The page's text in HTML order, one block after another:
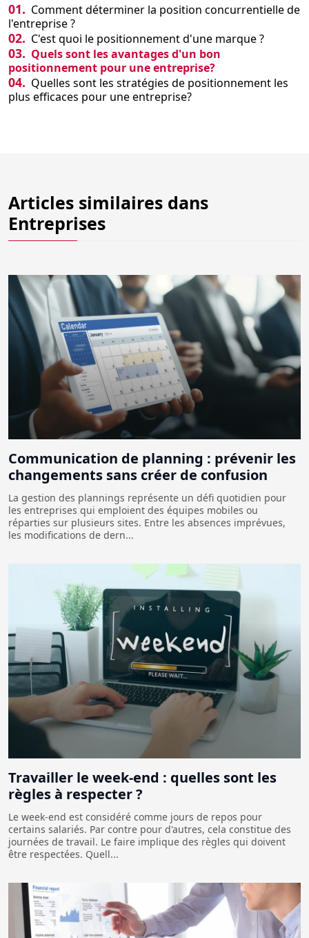
01. Comment déterminer la position concurrentielle de
l'entreprise ?
02. C'est quoi le positionnement d'une marque ?
03. Quels sont les avantages d'un bon
positionnement pour une entreprise?
04. Quelles sont les stratégies de positionnement les
plus efficaces pour une entreprise?
Articles similaires dans
Entreprises
Communication de planning : prévenir les
changements sans créer de confusion
La gestion des plannings représente un défi quotidien pour
les entreprises qui emploient des équipes mobiles ou
réparties sur plusieurs sites. Entre les absences imprévues,
les modifications de dern...
Travailler le week-end : quelles sont les
règles à respecter ?
Le week-end est considéré comme jours de repos pour
certains salariés. Par contre pour d'autres, cela constitue des
journées de travail. Le faire implique des règles qui doivent
être respectées. Quell...